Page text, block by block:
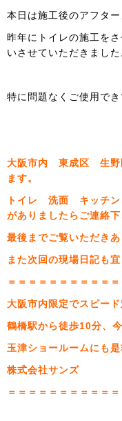
本日は施工後のアフター
昨年にトイレの施工を
いさせていただきました
特に問題なくご使用でき
大阪市内 東成区 生野
ます。
トイレ 洗面 キッチ
がありましたらご連絡下
最後までご覧いただきあ
また次回の現場日記も
＝＝＝＝＝＝＝＝＝＝
大阪市内限定でスピード
鶴橋駅から徒歩10分、
玉津ショールームにも
株式会社サンズ
＝＝＝＝＝＝＝＝＝＝